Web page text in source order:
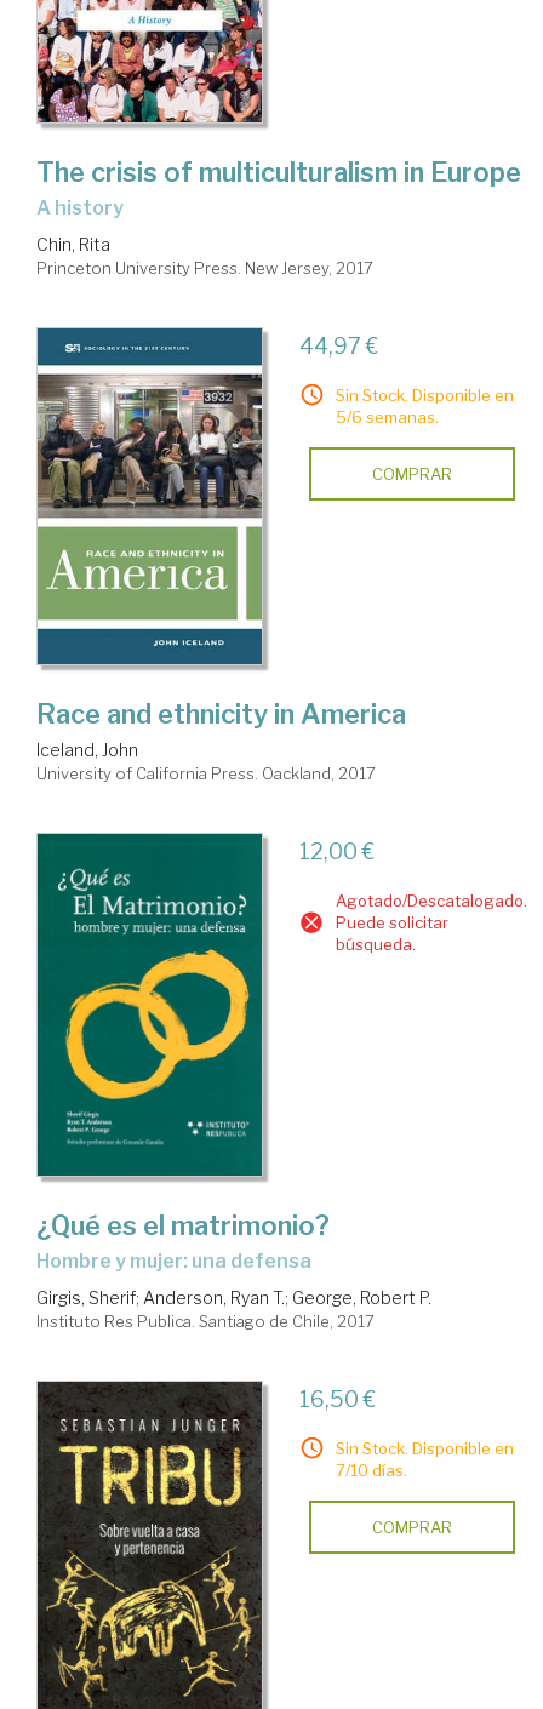
The crisis of multiculturalism in Europe
a history
Chin, Rita
Princeton University Press. New Jersey, 2017
44,97 €
Sin Stock. Disponible en
5/6 semanas.
COMPRAR
Race and ethnicity in America
Iceland, John
University of California Press. Oackland, 2017
12,00 €
Agotado/Descatalogado.
Puede solicitar
búsqueda.
¿Qué es el matrimonio?
hombre y mujer: una defensa
Girgis, Sherif; Anderson, Ryan T.; George, Robert P.
Instituto Res Publica. Santiago de Chile, 2017
16,50 €
Sin Stock. Disponible en
7/10 días.
COMPRAR